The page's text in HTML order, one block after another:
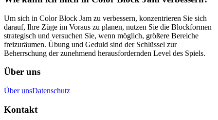
Um sich in Color Block Jam zu verbessern, konzentrieren Sie sich
darauf, Ihre Züge im Voraus zu planen, nutzen Sie die Blockformen
strategisch und versuchen Sie, wenn möglich, größere Bereiche
freizuräumen. Übung und Geduld sind der Schlüssel zur
Beherrschung der zunehmend herausfordernden Level des Spiels.
Über uns
Über unsDatenschutz
Kontakt